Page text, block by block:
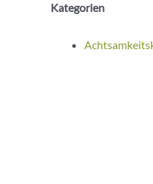
Kategorien